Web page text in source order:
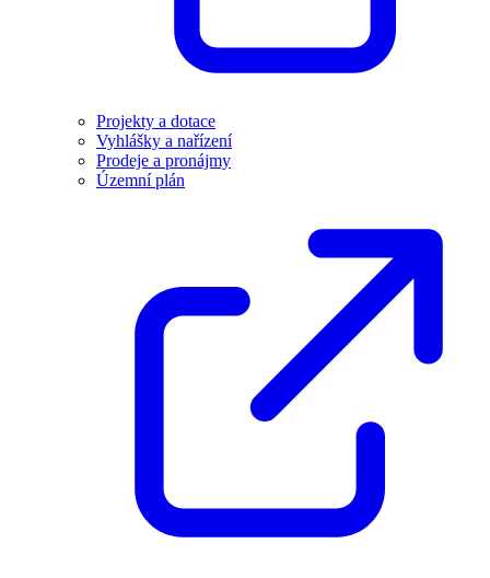
Projekty a dotace
Vyhlášky a nařízení
Prodeje a pronájmy
Územní plán